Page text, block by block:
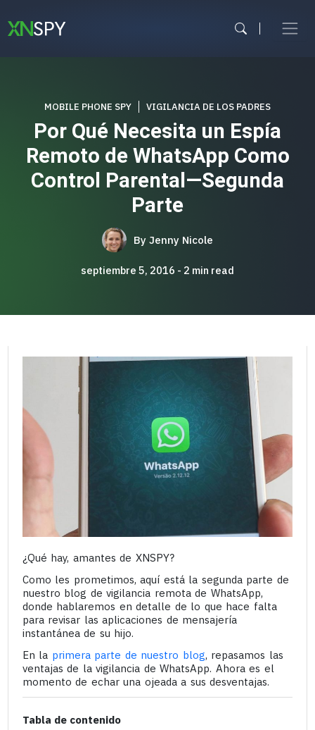
contenido
MOBILE PHONE SPY VIGILANCIA DE LOS PADRES
Por Qué Necesita un Espía
Remoto de WhatsApp Como
Control Parental—Segunda
Parte
By Jenny Nicole
septiembre 5, 2016 2 min read
¿Qué hay, amantes de XNSPY?
Como les prometimos, aquí está la segunda parte de
nuestro blog de vigilancia remota de WhatsApp,
donde hablaremos en detalle de lo que hace falta
para revisar las aplicaciones de mensajería
instantánea de su hijo.
En la primera parte de nuestro blog, repasamos las
ventajas de la vigilancia de WhatsApp. Ahora es el
momento de echar una ojeada a sus desventajas.
Tabla de contenido